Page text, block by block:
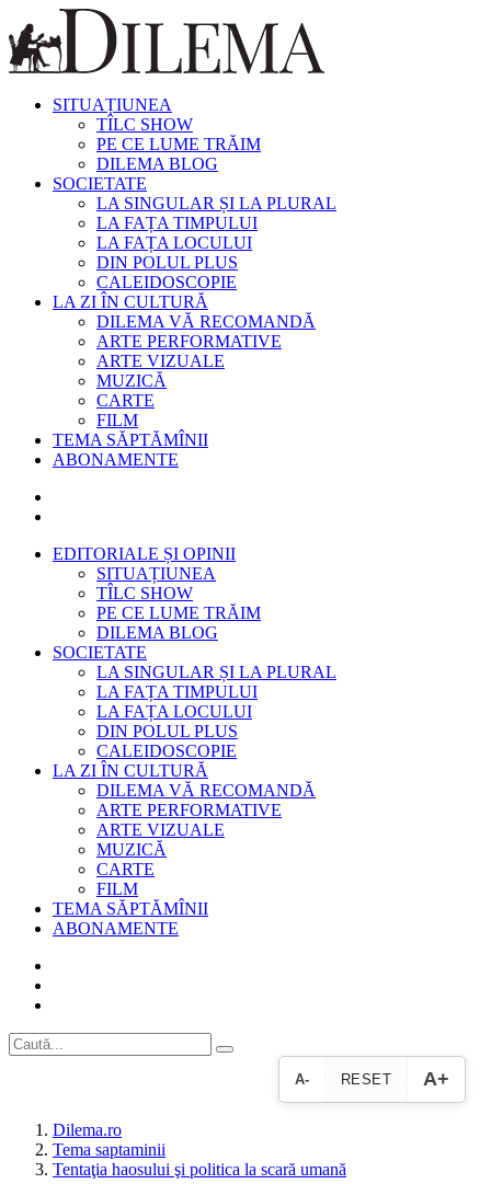
SITUAȚIUNEA
TÎLC SHOW
PE CE LUME TRĂIM
DILEMA BLOG
SOCIETATE
LA SINGULAR ȘI LA PLURAL
LA FAȚA TIMPULUI
LA FAȚA LOCULUI
DIN POLUL PLUS
CALEIDOSCOPIE
LA ZI ÎN CULTURĂ
DILEMA VĂ RECOMANDĂ
ARTE PERFORMATIVE
ARTE VIZUALE
MUZICĂ
CARTE
FILM
TEMA SĂPTĂMÎNII
ABONAMENTE
EDITORIALE ȘI OPINII
SITUAȚIUNEA
TÎLC SHOW
PE CE LUME TRĂIM
DILEMA BLOG
SOCIETATE
LA SINGULAR ȘI LA PLURAL
LA FAȚA TIMPULUI
LA FAȚA LOCULUI
DIN POLUL PLUS
CALEIDOSCOPIE
LA ZI ÎN CULTURĂ
DILEMA VĂ RECOMANDĂ
ARTE PERFORMATIVE
ARTE VIZUALE
MUZICĂ
CARTE
FILM
TEMA SĂPTĂMÎNII
ABONAMENTE
A- RESET A+
Dilema.ro
Tema saptaminii
Tentaţia haosului şi politica la scară umană